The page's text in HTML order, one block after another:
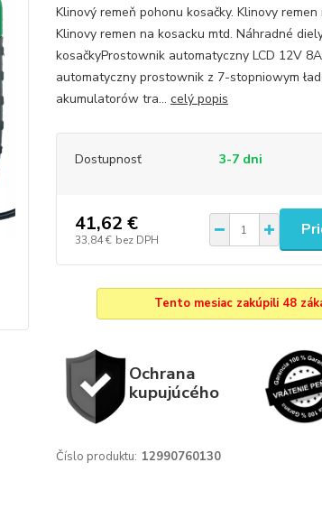
Klinový remeň pohonu kosačky. Klinovy
Klinovy remen na kosacku mtd. Náhradné
kosačkyProstownik automatyczny LCD 12V
automatyczny prostownik z 7-stopniowym
akumulatorów tra... celý popis
Dostupnosť 3-7 dni
41,62 €
33,84 € bez DPH
Tento mesiac zakúpili 48
Ochrana
kupujúcého
Číslo produktu: 12990760130